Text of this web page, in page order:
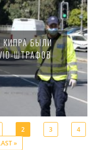
БЫЛИ
ШТРАФОВ
2 3
4
»